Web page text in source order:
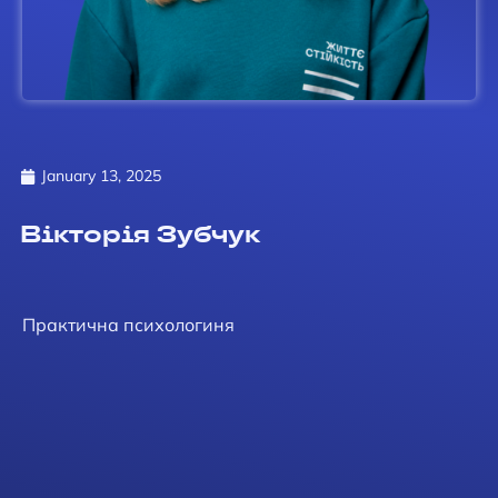
January 13, 2025
Вікторія Зубчук
Практична психологиня